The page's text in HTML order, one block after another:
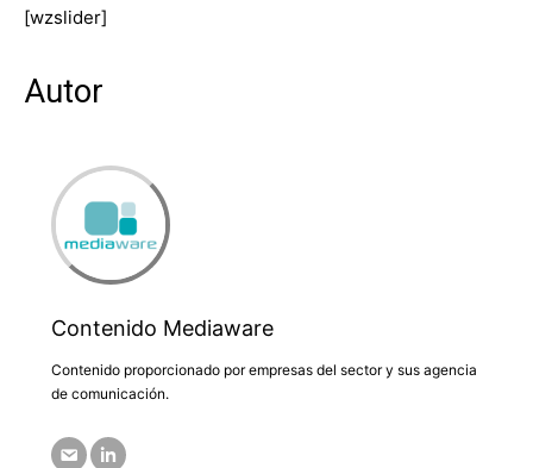
[wzslider]
Autor
Contenido Mediaware
Contenido proporcionado por empresas del sector y sus agencia
de comunicación.